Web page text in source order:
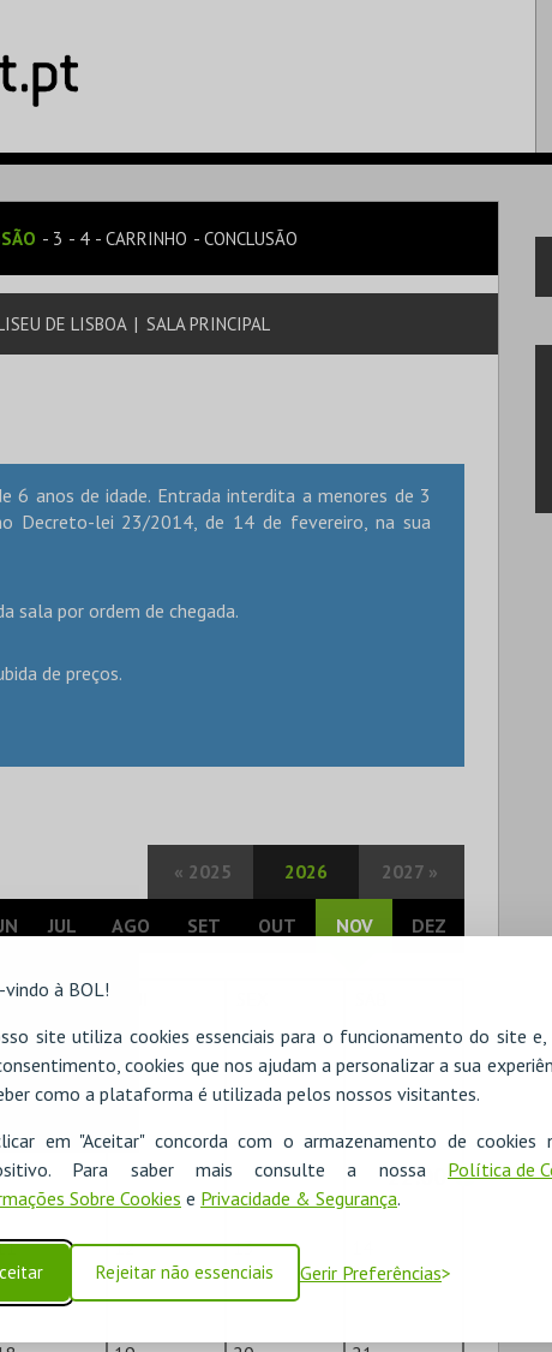
vindo à BOL!
site utiliza cookies essenciais para o funcionamento do site
cookies que nos ajudam a personalizar a sua
como a plataforma é utilizada pelos nossos visitantes.
em "Aceitar" concorda com o armazenamento de cookies
Para saber mais consulte a nossa Política de
Sobre Cookies e Privacidade & Segurança.
Rejeitar não essenciais Gerir Preferências
3 4 CARRINHO CONCLUSÃO
DE LISBOA | SALA PRINCIPAL
6 anos de idade. Entrada interdita a menores de 3
Decreto-lei 23/2014, de 14 de fevereiro, na sua
sala por ordem de chegada.
de preços.
« 2025 2026 2027 »
JUL AGO SET OUT NOV DEZ
QUA
29 30 31
5 6 7
22:00
12 13